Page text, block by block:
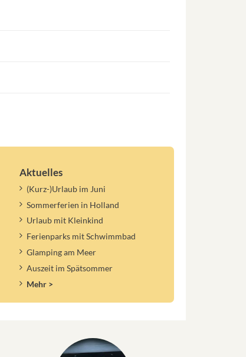
Aktuelles
(Kurz-)Urlaub im Juni
Sommerferien in Holland
Urlaub mit Kleinkind
Ferienparks mit Schwimmbad
Glamping am Meer
Auszeit im Spätsommer
Mehr >